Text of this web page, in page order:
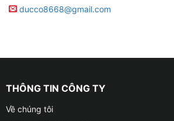
ducco8668@gmail.com
THÔNG TIN CÔNG TY
Về chúng tôi